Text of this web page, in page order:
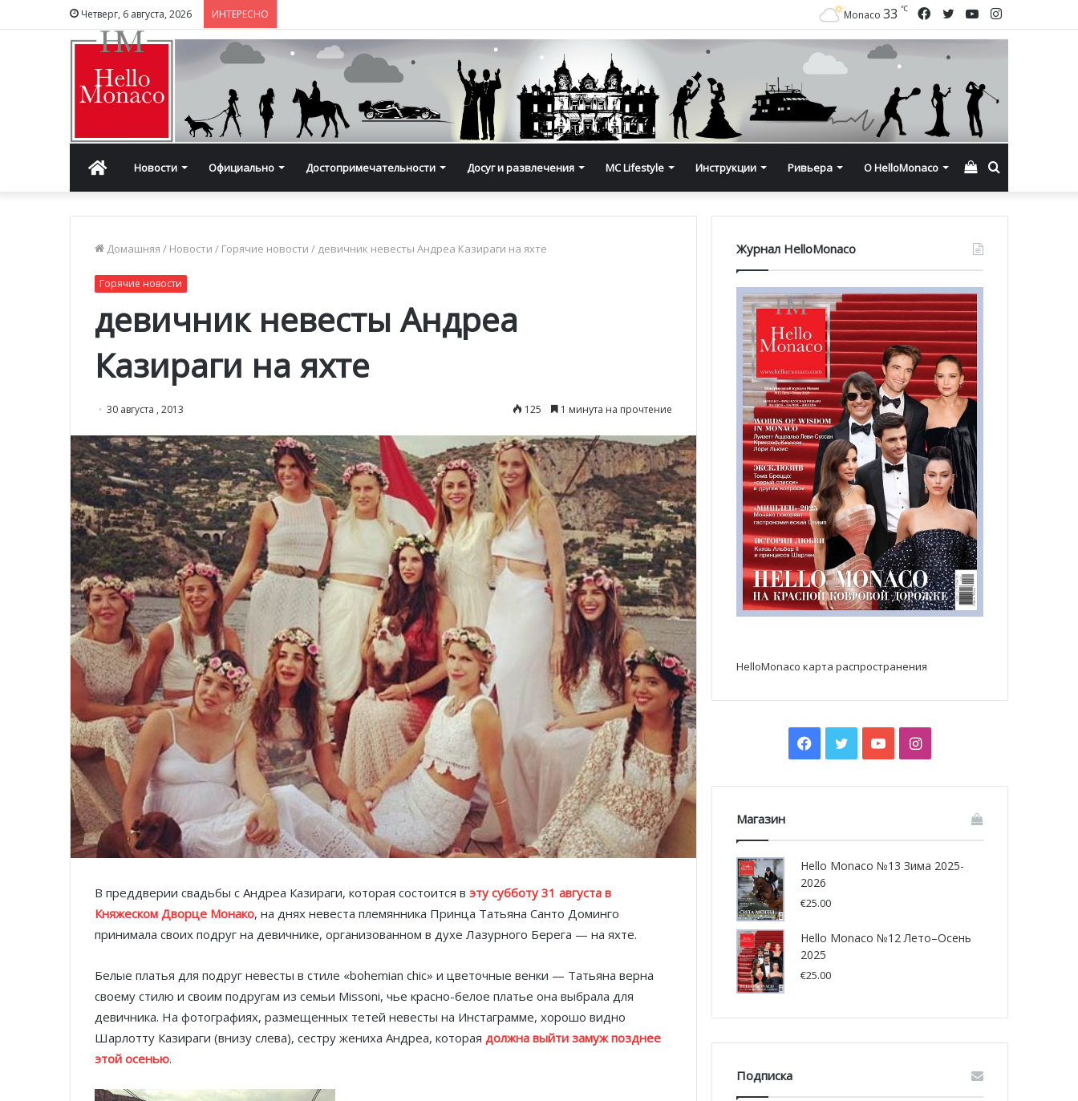
Четверг, 6 августа, 2026 ИНТЕРЕСНО Instagram
YouTube
Twitter
Facebook
Monaco 33 ℃
ГлавнаяНовости Официально Достопримечательности Досуг и развлечения MC Lifestyle Инструкции Ривьера О HelloMonaco Смотреть
корзину
Домашняя / Новости / Горячие новости / девичник невесты Андреа Казираги на яхте
Горячие новости
девичник невесты Андреа
Казираги на яхте
30 августа , 2013 125 1 минута на прочтение
В преддверии свадьбы с Андреа Казираги, которая состоится в эту субботу 31 августа в
Княжеском Дворце Монако, на днях невеста племянника Принца Татьяна Санто Доминго
принимала своих подруг на девичнике, организованном в духе Лазурного Берега — на яхте.
Белые платья для подруг невесты в стиле «bohemian chic» и цветочные венки — Татьяна верна
своему стилю и своим подругам из семьи Missoni, чье красно-белое платье она выбрала для
девичника. На фотографиях, размещенных тетей невесты на Инстаграмме, хорошо видно
Шарлотту Казираги (внизу слева), сестру жениха Андреа, которая должна выйти замуж позднее
этой осенью.
Журнал HelloMonaco
HelloMonaco карта распространения
Facebook
TwitterYouTubeInstagram
Магазин
Hello Monaco №13 Зима 2025-
2026
€25.00
Hello Monaco №12 Лето–Осень
2025
€25.00
Подписка